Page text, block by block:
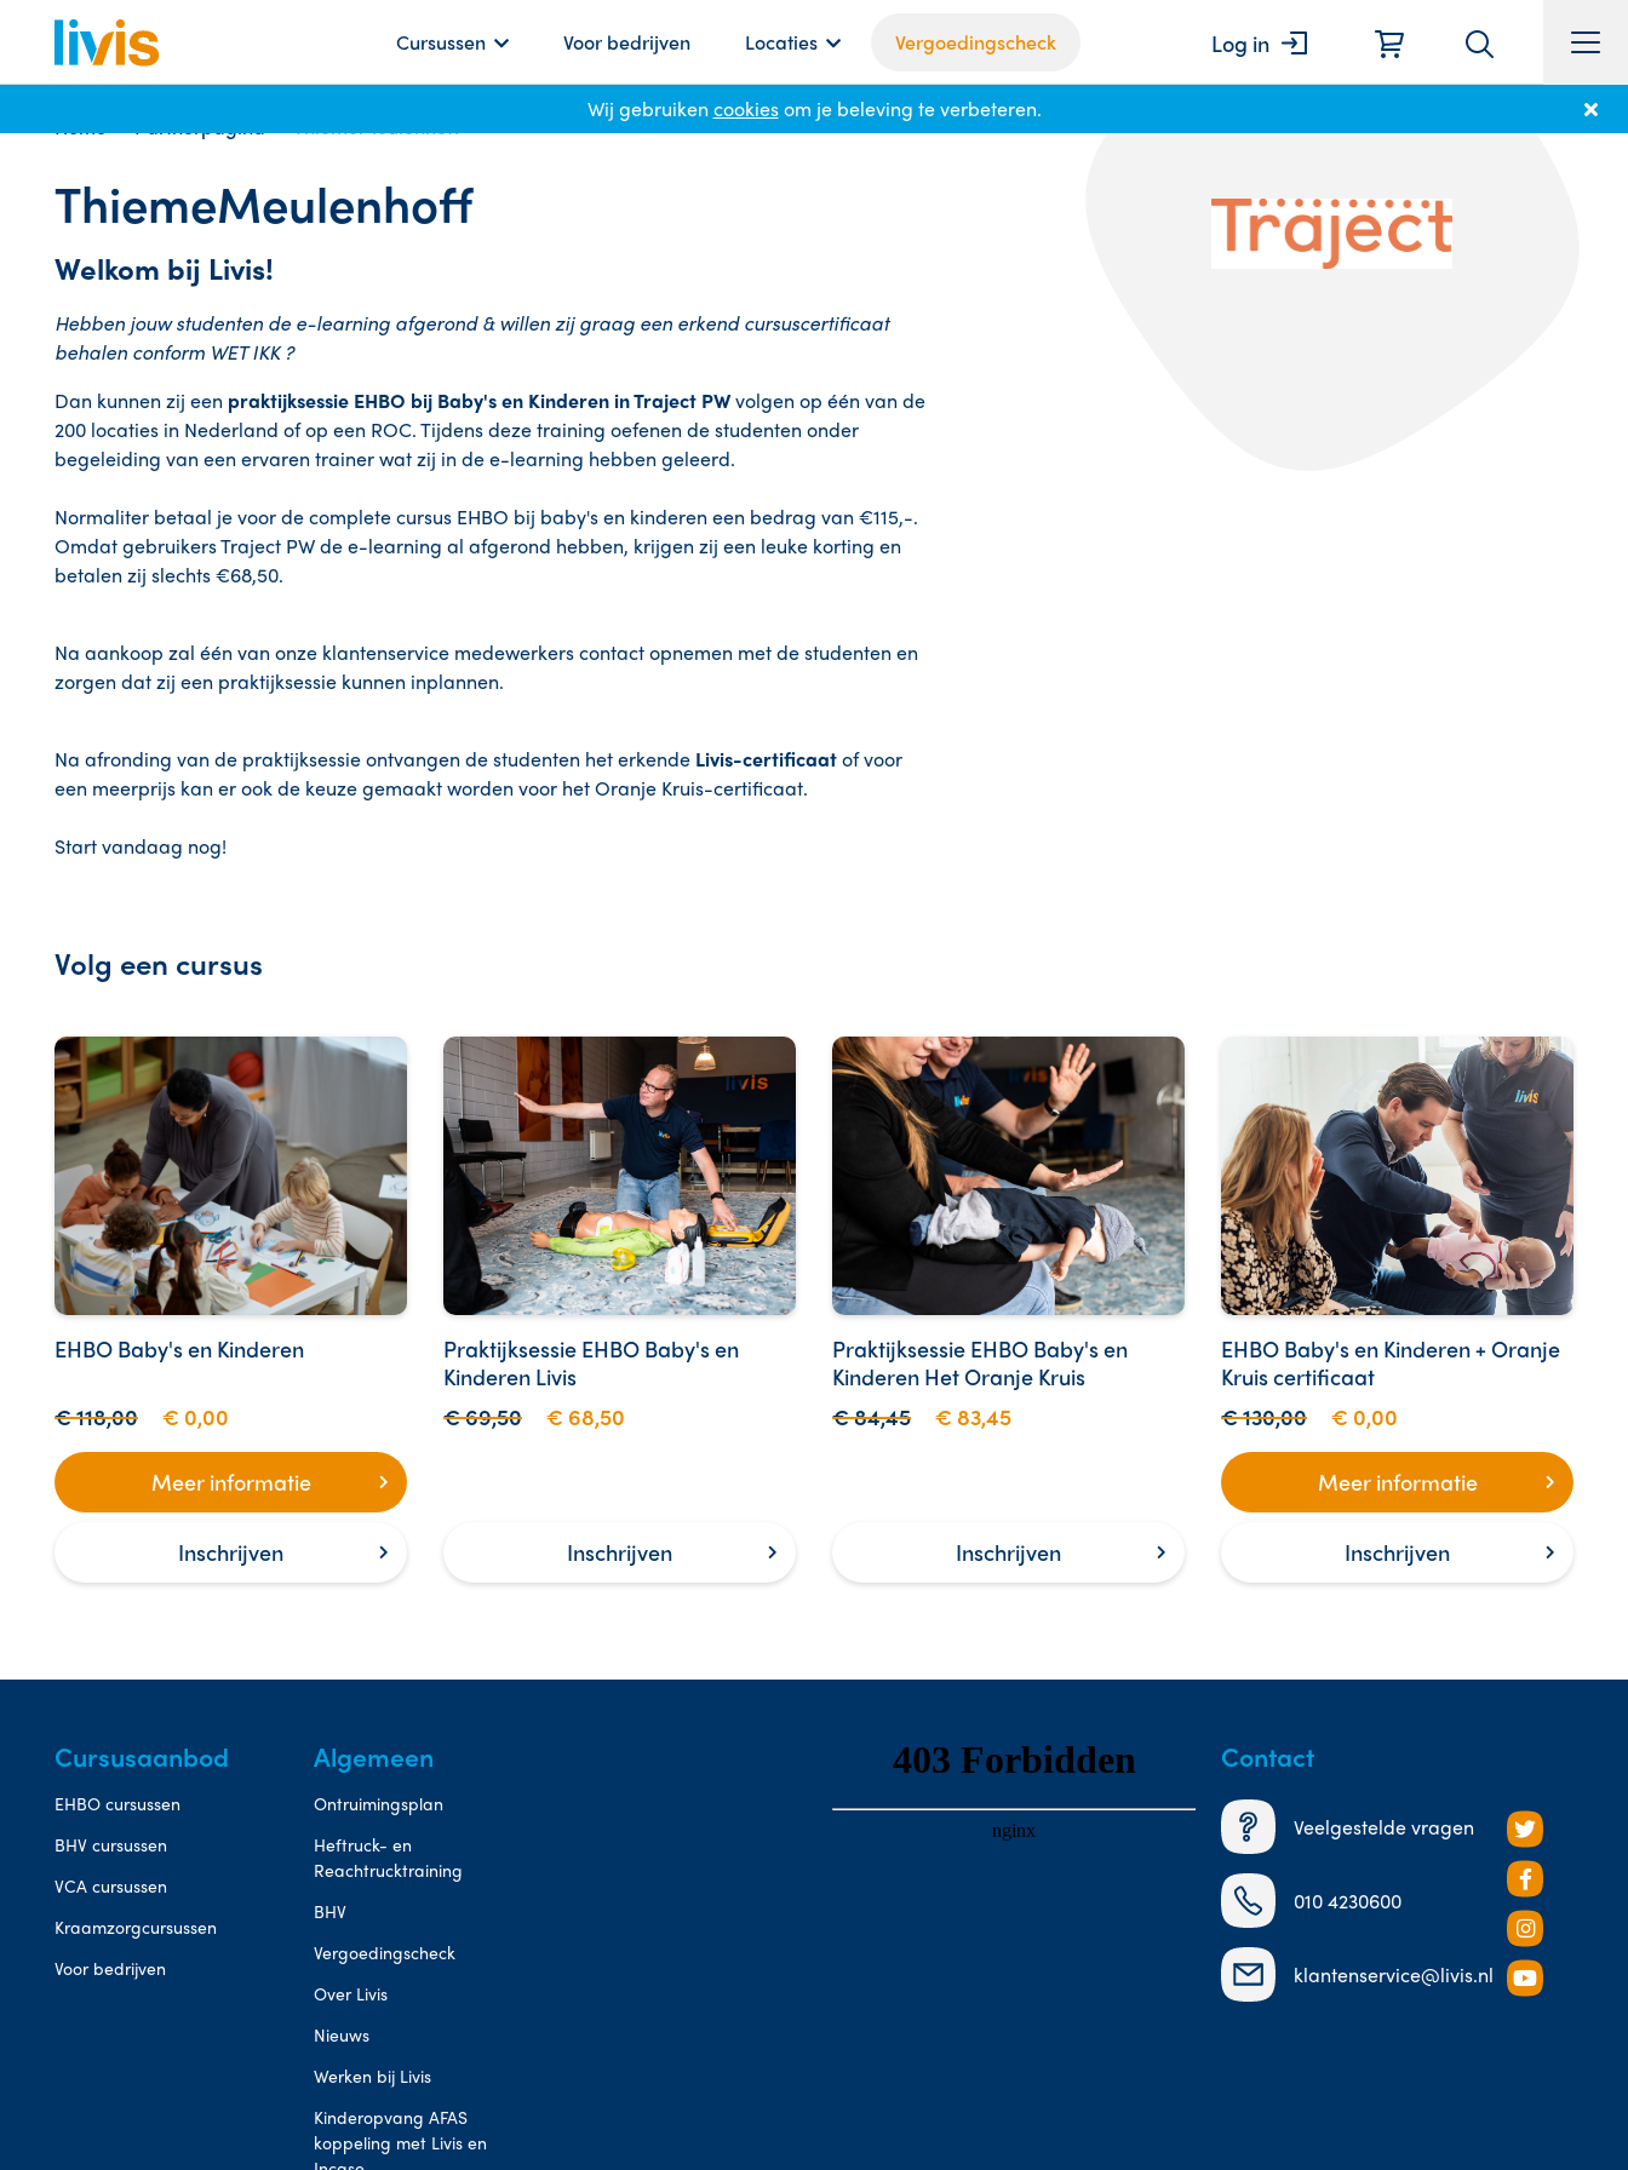
Cursussen Voor bedrijven Locaties Vergoedingscheck Log in
Wij gebruiken cookiesom je beleving te verbeteren.
Home Partnerpagina ThiemeMeulenhoff
ThiemeMeulenhoff
Welkom bij Livis!
Hebben jouw studenten de e-learning afgerond & willen zij graag een erkend cursuscertificaat
behalen conform WET IKK ?
Dan kunnen zij een praktijksessie EHBO bij Baby's en Kinderen in Traject PWvolgen op één van de
200 locaties in Nederland of op een ROC. Tijdens deze training oefenen de studenten onder
begeleiding van een ervaren trainer wat zij in de e-learning hebben geleerd.
Normaliter betaal je voor de complete cursus EHBO bij baby's en kinderen een bedrag van €115,-.
Omdat gebruikers Traject PW de e-learning al afgerond hebben, krijgen zij een leuke korting en
betalen zij slechts €68,50.
Na aankoop zal één van onze klantenservice medewerkers contact opnemen met de studenten en
zorgen dat zij een praktijksessie kunnen inplannen.
Na afronding van de praktijksessie ontvangen de studenten het erkende Livis-certificaatof voor
een meerprijs kan er ook de keuze gemaakt worden voor het Oranje Kruis-certificaat.
Start vandaag nog!
Volg een cursus
EHBO Baby's en Kinderen
€ 118,00 € 0,00
Meer informatie
Inschrijven
Praktijksessie EHBO Baby's en
Kinderen Livis
€ 69,50
€ 68,50
Inschrijven
Praktijksessie EHBO Baby's en
Kinderen Het Oranje Kruis
€ 84,45
€ 83,45
Inschrijven
EHBO Baby's en Kinderen + Oranje
Kruis certificaat
€ 130,00
€ 0,00
Meer informatie
Inschrijven
Cursusaanbod
EHBO cursussen
BHV cursussen
VCA cursussen
Kraamzorgcursussen
Voor bedrijven
Algemeen
Ontruimingsplan
Heftruck- en
Reachtrucktraining
BHV
Vergoedingscheck
Over Livis
Nieuws
Werken bij Livis
Kinderopvang AFAS
koppeling met Livis en
Contact
Veelgestelde vragen
010 4230600
klantenservice@livis.nl